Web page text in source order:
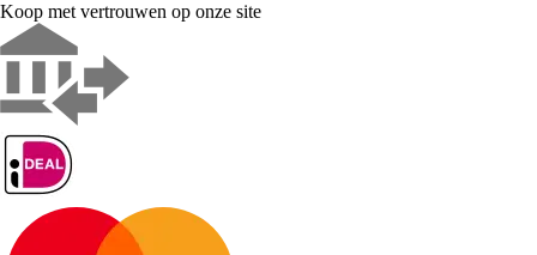
Koop met vertrouwen op onze site